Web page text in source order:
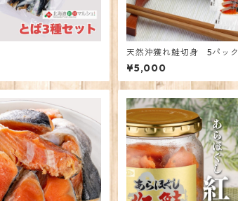
天然沖獲れ鮭切身 5パック
¥5,000